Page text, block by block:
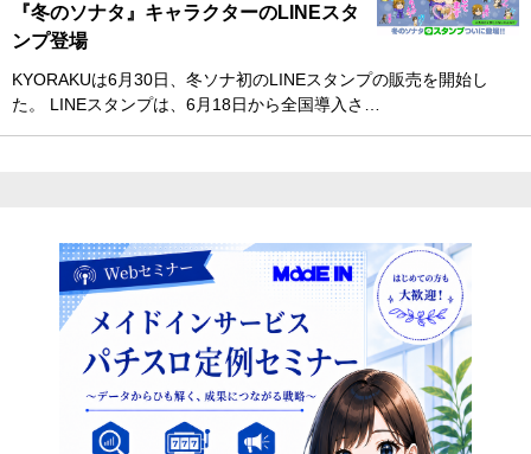
『冬のソナタ』キャラクターのLINEスタ
ンプ登場
KYORAKUは6月30日、冬ソナ初のLINEスタンプの販売を開始し
た。 LINEスタンプは、6月18日から全国導入さ…